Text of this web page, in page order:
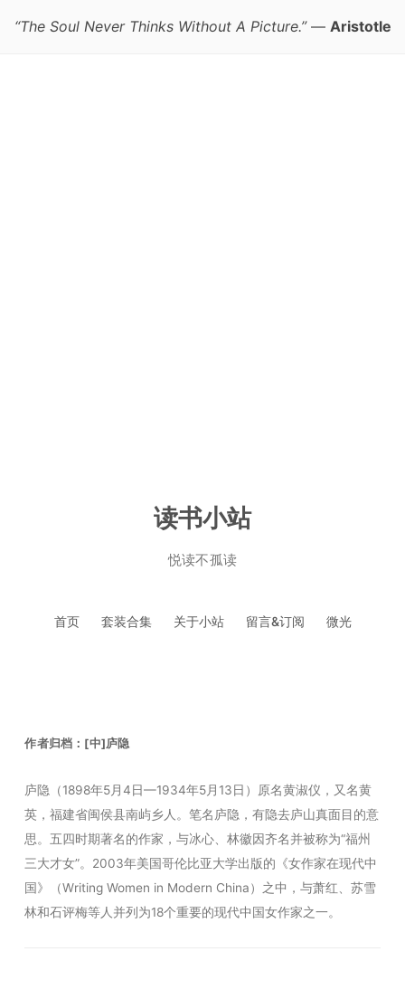
“The Soul Never Thinks Without A Picture.”— Aristotle
读书小站
悦读不孤读
首页 套装合集 关于小站 留言&订阅 微光
作者归档： [中]庐隐
庐隐（1898年5月4日—1934年5月13日）原名黄淑仪，又名黄
英，福建省闽侯县南屿乡人。笔名庐隐，有隐去庐山真面目的意
思。五四时期著名的作家，与冰心、林徽因齐名并被称为“福州
三大才女”。2003年美国哥伦比亚大学出版的《女作家在现代中
国》（Writing Women in Modern China）之中，与萧红、苏雪
林和石评梅等人并列为18个重要的现代中国女作家之一。